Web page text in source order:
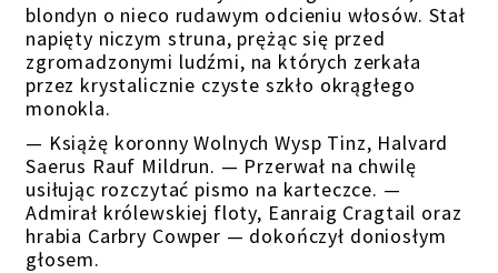
blondyn o nieco rudawym odcieniu włosów. Stał
napięty niczym struna, prężąc się przed
zgromadzonymi ludźmi, na których zerkała
przez krystalicznie czyste szkło okrągłego
monokla.
— Książę koronny Wolnych Wysp Tinz, Halvard
Saerus Rauf Mildrun. — Przerwał na chwilę
usiłując rozczytać pismo na karteczce. —
Admirał królewskiej floty, Eanraig Cragtail oraz
hrabia Carbry Cowper — dokończył doniosłym
głosem.